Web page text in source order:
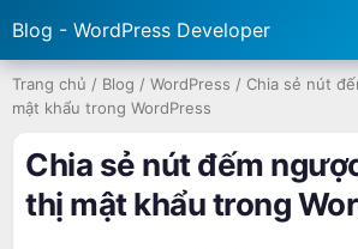
Blog - WordPress Developer
Trang chủ / Blog / WordPress / Chia sẻ nút
mật khẩu trong WordPress
Chia sẻ nút đếm
thị mật khẩu trong